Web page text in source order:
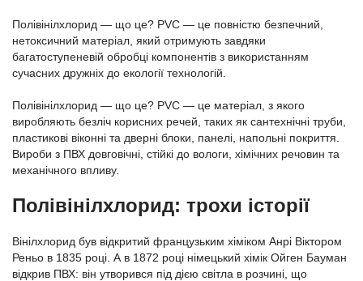
Полівінілхлорид — що це? PVC — це повністю безпечний,
нетоксичний матеріал, який отримують завдяки
багатоступеневій обробці компонентів з використанням
сучасних дружніх до екології технологій.
Полівінілхлорид — що це? PVC — це матеріал, з якого
виробляють безліч корисних речей, таких як сантехнічні труби,
пластикові віконні та дверні блоки, панелі, напольні покриття.
Вироби з ПВХ довговічні, стійкі до вологи, хімічних речовин та
механічного впливу.
Полівінілхлорид: трохи історії
Вінілхлорид був відкритий французьким хіміком Анрі Віктором
Реньо в 1835 році. А в 1872 році німецький хімік Ойген Бауман
відкрив ПВХ: він утворився під дією світла в розчині, що